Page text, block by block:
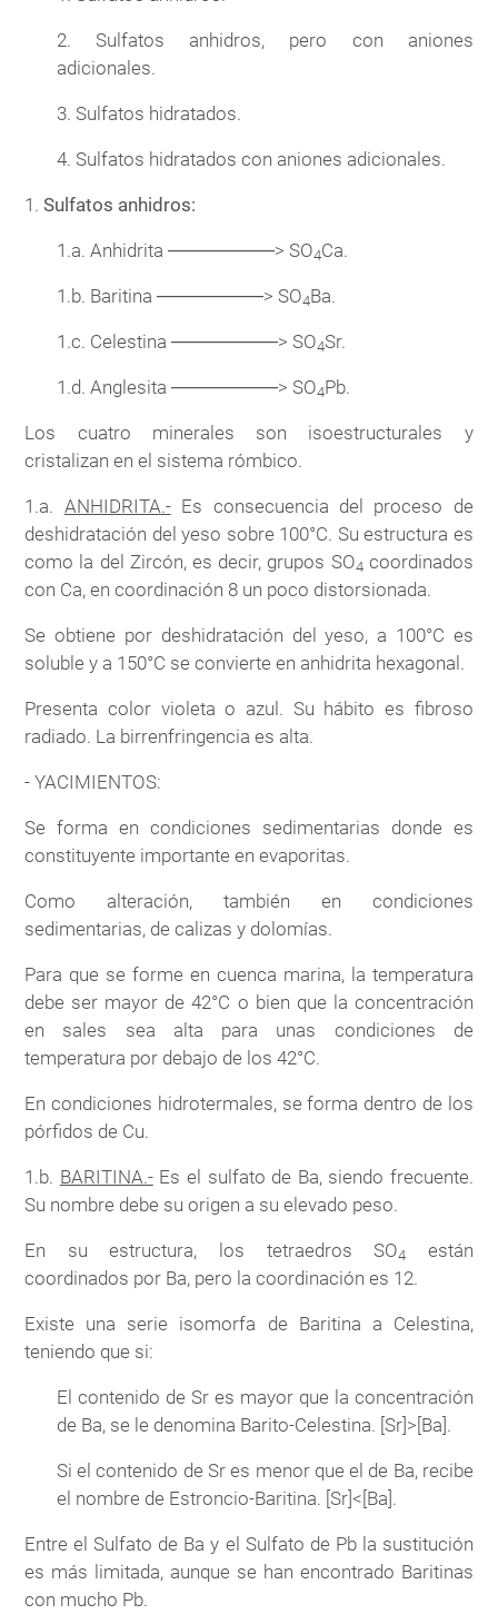
2. Sulfatos anhidros, pero con aniones
adicionales.
3. Sulfatos hidratados.
4. Sulfatos hidratados con aniones adicionales.
1.Sulfatos anhidros:
1.a. Anhidrita ────────> SO4Ca.
1.b. Baritina ────────> SO4Ba.
1.c. Celestina ────────> SO4Sr.
1.d. Anglesita ────────> SO4Pb.
Los cuatro minerales son isoestructurales y
cristalizan en el sistema rómbico.
1.a. ANHIDRITA.-Es consecuencia del proceso de
deshidratación del yeso sobre 100°C. Su estructura es
como la del Zircón, es decir, grupos SO4 coordinados
con Ca, en coordinación 8 un poco distorsionada.
Se obtiene por deshidratación del yeso, a 100°C es
soluble y a 150°C se convierte en anhidrita hexagonal.
Presenta color violeta o azul. Su hábito es fibroso
radiado. La birrenfringencia es alta.
- YACIMIENTOS:
Se forma en condiciones sedimentarias donde es
constituyente importante en evaporitas.
Como alteración, también en condiciones
sedimentarias, de calizas y dolomías.
Para que se forme en cuenca marina, la temperatura
debe ser mayor de 42°C o bien que la concentración
en sales sea alta para unas condiciones de
temperatura por debajo de los 42°C.
En condiciones hidrotermales, se forma dentro de los
pórfidos de Cu.
1.b. BARITINA.-Es el sulfato de Ba, siendo frecuente.
Su nombre debe su origen a su elevado peso.
En su estructura, los tetraedros SO4
están
coordinados por Ba, pero la coordinación es 12.
Existe una serie isomorfa de Baritina a Celestina,
teniendo que si:
El contenido de Sr es mayor que la concentración
de Ba, se le denomina Barito-Celestina. [Sr]>[Ba].
Si el contenido de Sr es menor que el de Ba, recibe
el nombre de Estroncio-Baritina. [Sr]<[Ba].
Entre el Sulfato de Ba y el Sulfato de Pb la sustitución
es más limitada, aunque se han encontrado Baritinas
con mucho Pb.